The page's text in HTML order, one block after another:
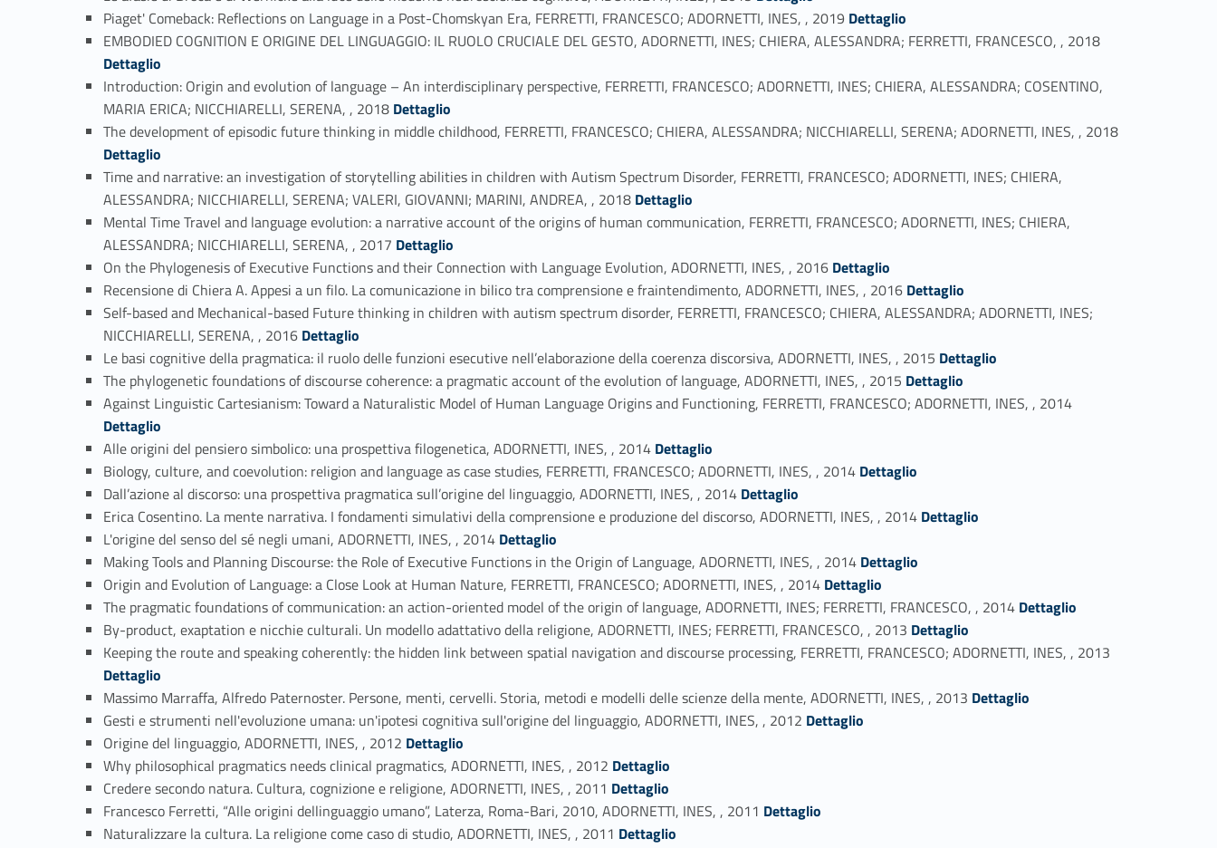
Piaget' Comeback: Reflections on Language in a Post-Chomskyan Era, FERRETTI, FRANCESCO; ADORNETTI, INES, , 2019 Link identifier #identifier_person_79500-37
Dettaglio
EMBODIED COGNITION E ORIGINE DEL LINGUAGGIO: IL RUOLO CRUCIALE DEL GESTO, ADORNETTI, INES; CHIERA, ALESSANDRA; FERRETTI, FRANCESCO, , 2018
Dettaglio
Introduction: Origin and evolution of language – An interdisciplinary perspective, FERRETTI, FRANCESCO; ADORNETTI, INES; CHIERA, ALESSANDRA; COSENTINO,
MARIA ERICA; NICCHIARELLI, SERENA, , 2018 Link identifier #identifier_person_161526-39
Dettaglio
The development of episodic future thinking in middle childhood, FERRETTI, FRANCESCO; CHIERA, ALESSANDRA; NICCHIARELLI, SERENA; ADORNETTI, INES, , 2018
Dettaglio
Time and narrative: an investigation of storytelling abilities in children with Autism Spectrum Disorder, FERRETTI, FRANCESCO; ADORNETTI, INES; CHIERA,
ALESSANDRA; NICCHIARELLI, SERENA; VALERI, GIOVANNI; MARINI, ANDREA, , 2018 Link identifier #identifier_person_12980-41
Dettaglio
Mental Time Travel and language evolution: a narrative account of the origins of human communication, FERRETTI, FRANCESCO; ADORNETTI, INES; CHIERA,
ALESSANDRA; NICCHIARELLI, SERENA, , 2017 Link identifier #identifier_person_80994-42
Dettaglio
On the Phylogenesis of Executive Functions and their Connection with Language Evolution, ADORNETTI, INES, , 2016 Link identifier #identifier_person_124613-43
Dettaglio
Recensione di Chiera A. Appesi a un filo. La comunicazione in bilico tra comprensione e fraintendimento, ADORNETTI, INES, , 2016 Link identifier #identifier_person_42375-44
Dettaglio
Self-based and Mechanical-based Future thinking in children with autism spectrum disorder, FERRETTI, FRANCESCO; CHIERA, ALESSANDRA; ADORNETTI, INES;
NICCHIARELLI, SERENA, , 2016 Link identifier #identifier_person_53479-45
Dettaglio
Le basi cognitive della pragmatica: il ruolo delle funzioni esecutive nell’elaborazione della coerenza discorsiva, ADORNETTI, INES, , 2015 Link identifier #identifier_person_96007-46
Dettaglio
The phylogenetic foundations of discourse coherence: a pragmatic account of the evolution of language, ADORNETTI, INES, , 2015 Link identifier #identifier_person_108031-47
Dettaglio
Against Linguistic Cartesianism: Toward a Naturalistic Model of Human Language Origins and Functioning, FERRETTI, FRANCESCO; ADORNETTI, INES, , 2014
Dettaglio
Alle origini del pensiero simbolico: una prospettiva filogenetica, ADORNETTI, INES, , 2014 Link identifier #identifier_person_34367-49
Dettaglio
Biology, culture, and coevolution: religion and language as case studies, FERRETTI, FRANCESCO; ADORNETTI, INES, , 2014 Link identifier #identifier_person_86773-50
Dettaglio
Dall’azione al discorso: una prospettiva pragmatica sull’origine del linguaggio, ADORNETTI, INES, , 2014 Link identifier #identifier_person_139150-51
Dettaglio
Erica Cosentino. La mente narrativa. I fondamenti simulativi della comprensione e produzione del discorso, ADORNETTI, INES, , 2014 Link identifier #identifier_person_180940-52
Dettaglio
L'origine del senso del sé negli umani, ADORNETTI, INES, , 2014 Link identifier #identifier_person_106765-53
Dettaglio
Making Tools and Planning Discourse: the Role of Executive Functions in the Origin of Language, ADORNETTI, INES, , 2014 Link identifier #identifier_person_116116-54
Dettaglio
Origin and Evolution of Language: a Close Look at Human Nature, FERRETTI, FRANCESCO; ADORNETTI, INES, , 2014 Link identifier #identifier_person_93965-55
Dettaglio
The pragmatic foundations of communication: an action-oriented model of the origin of language, ADORNETTI, INES; FERRETTI, FRANCESCO, , 2014 Link identifier #identifier_person_3841-56
Dettaglio
By-product, exaptation e nicchie culturali. Un modello adattativo della religione, ADORNETTI, INES; FERRETTI, FRANCESCO, , 2013 Link identifier #identifier_person_68617-57
Dettaglio
Keeping the route and speaking coherently: the hidden link between spatial navigation and discourse processing, FERRETTI, FRANCESCO; ADORNETTI, INES, , 2013
Dettaglio
Massimo Marraffa, Alfredo Paternoster. Persone, menti, cervelli. Storia, metodi e modelli delle scienze della mente, ADORNETTI, INES, , 2013 Link identifier #identifier_person_193684-59
Dettaglio
Gesti e strumenti nell'evoluzione umana: un'ipotesi cognitiva sull'origine del linguaggio, ADORNETTI, INES, , 2012Link identifier #identifier_person_98497-60
Dettaglio
Origine del linguaggio, ADORNETTI, INES, , 2012 Link identifier #identifier_person_104241-61
Dettaglio
Why philosophical pragmatics needs clinical pragmatics, ADORNETTI, INES, , 2012 Link identifier #identifier_person_1658-62
Dettaglio
Credere secondo natura. Cultura, cognizione e religione, ADORNETTI, INES, , 2011 Link identifier #identifier_person_88297-63
Dettaglio
Francesco Ferretti, “Alle origini dellinguaggio umano”, Laterza, Roma-Bari, 2010, ADORNETTI, INES, , 2011 Link identifier #identifier_person_118527-64
Dettaglio
Naturalizzare la cultura. La religione come caso di studio, ADORNETTI, INES, , 2011 Link identifier #identifier_person_20054-65
Dettaglio